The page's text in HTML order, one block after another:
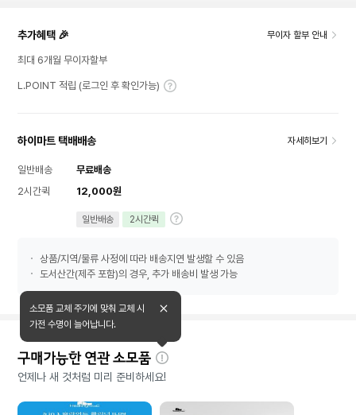
추가혜택 🎉 무이자 할부 안내
최대 6개월 무이자할부
L.POINT 적립 (로그인 후 확인가능)
하이마트 택배배송 자세히보기
일반배송
무료배송
2시간퀵
12,000원
일반배송 2시간퀵
상품/지역/물류 사정에 따라 배송지연 발생할 수 있음
도서산간(제주 포함)의 경우, 추가 배송비 발생 가능
구매가능한 연관 소모품
자
세
보
소모품 교체 주기에 맞춰 교체 시
가전 수명이 늘어납니다.
언제나 새 것처럼 미리 준비하세요!